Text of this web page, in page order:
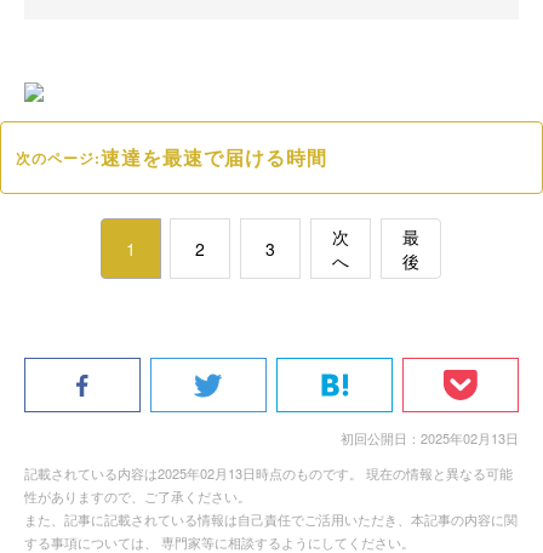
次のページ:速達を最速で届ける時間
1 2 3
次
へ
最
後
初回公開日：2025年02月13日
記載されている内容は2025年02月13日時点のものです。 現在の情報と異なる可能
性がありますので、ご了承ください。
また、記事に記載されている情報は自己責任でご活用いただき、本記事の内容に関
する事項については、 専門家等に相談するようにしてください。